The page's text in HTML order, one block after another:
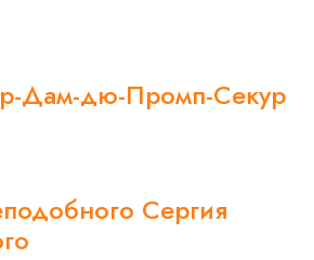
Дам-дю-Промп-Секур
Сергия